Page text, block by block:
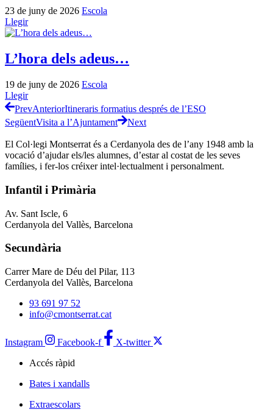
23 de juny de 2026 Escola
Llegir
L’hora dels adeus…
19 de juny de 2026 Escola
Llegir
PrevAnteriorItineraris formatius després de l’ESO
SegüentVisita a l’Ajuntament Next
El Col·legi Montserrat és a Cerdanyola des de l’any 1948 amb la
vocació d’ajudar els/les alumnes, d’estar al costat de les seves
famílies, i fer-los créixer intel·lectualment i personalment.
Infantil i Primària
Av. Sant Iscle, 6
Cerdanyola del Vallès, Barcelona
Secundària
Carrer Mare de Déu del Pilar, 113
Cerdanyola del Vallès, Barcelona
93 691 97 52
info@cmontserrat.cat
Instagram Facebook-f
X-twitter
Accés ràpid
Bates i xandalls
Extraescolars